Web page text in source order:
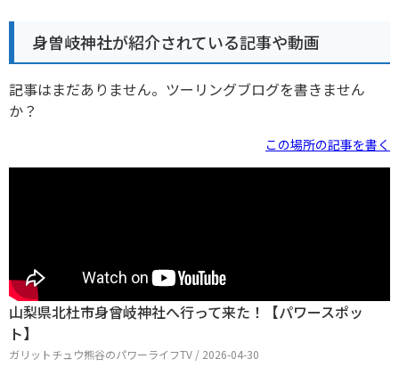
身曽岐神社が紹介されている記事や動画
記事はまだありません。ツーリングブログを書きません
か？
この場所の記事を書く
山梨県北杜市身曾岐神社へ行って来た！【パワースポッ
ト】
ガリットチュウ熊谷のパワーライフTV / 2026-04-30